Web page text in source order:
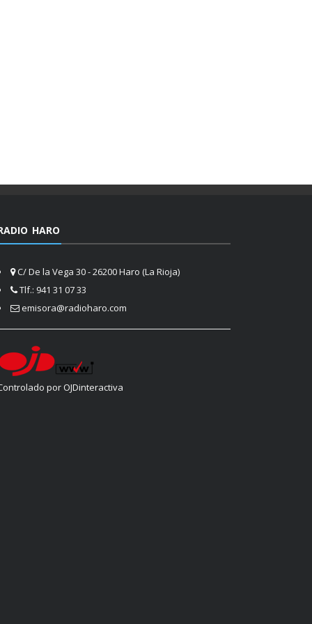
HARO
C/ De la Vega 30 - 26200 Haro (La Rioja)
Tlf.: 941 31 07 33
emisora@radioharo.com
por OJDinteractiva